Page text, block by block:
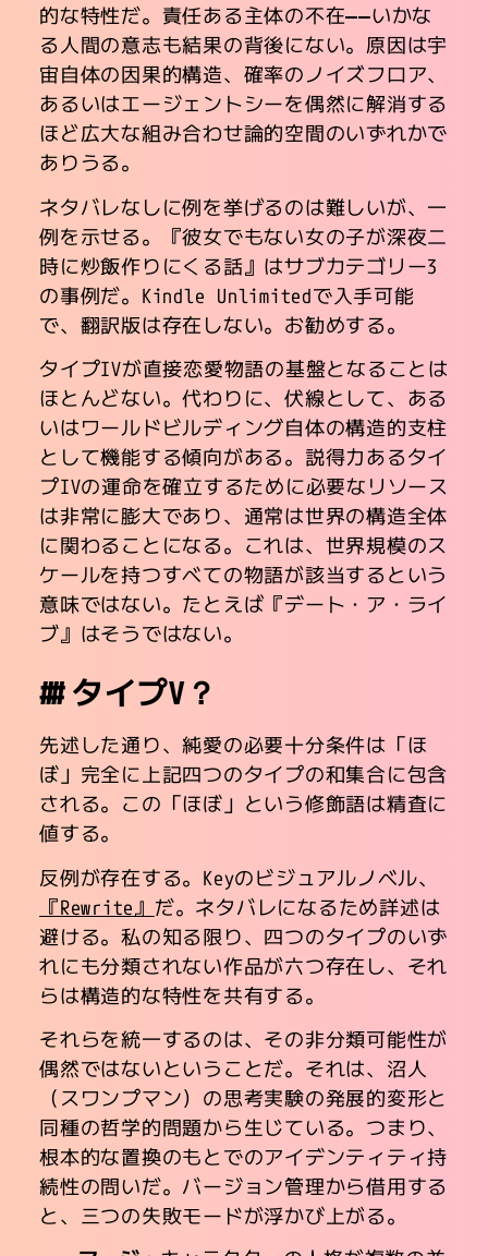
的な特性だ。責任ある主体の不在――いかな
る人間の意志も結果の背後にない。原因は宇
宙自体の因果的構造、確率のノイズフロア、
あるいはエージェントシーを偶然に解消する
ほど広大な組み合わせ論的空間のいずれかで
ありうる。
ネタバレなしに例を挙げるのは難しいが、一
例を示せる。『彼女でもない女の子が深夜二
時に炒飯作りにくる話』はサブカテゴリー3
の事例だ。Kindle Unlimitedで入手可能
で、翻訳版は存在しない。お勧めする。
タイプIVが直接恋愛物語の基盤となることは
ほとんどない。代わりに、伏線として、ある
いはワールドビルディング自体の構造的支柱
として機能する傾向がある。説得力あるタイ
プIVの運命を確立するために必要なリソース
は非常に膨大であり、通常は世界の構造全体
に関わることになる。これは、世界規模のス
ケールを持つすべての物語が該当するという
意味ではない。たとえば『デート・ア・ライ
ブ』はそうではない。
タイプV？
先述した通り、純愛の必要十分条件は「ほ
ぼ」完全に上記四つのタイプの和集合に包含
される。この「ほぼ」という修飾語は精査に
値する。
反例が存在する。Keyのビジュアルノベル、
『Rewrite』 だ。ネタバレになるため詳述は
避ける。私の知る限り、四つのタイプのいず
れにも分類されない作品が六つ存在し、それ
らは構造的な特性を共有する。
それらを統一するのは、その非分類可能性が
偶然ではないということだ。それは、沼人
（スワンプマン）の思考実験の発展的変形と
同種の哲学的問題から生じている。つまり、
根本的な置換のもとでのアイデンティティ持
続性の問いだ。バージョン管理から借用する
と、三つの失敗モードが浮かび上がる。